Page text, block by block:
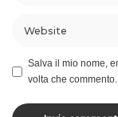
Salva il mio nome,
volta che commento.